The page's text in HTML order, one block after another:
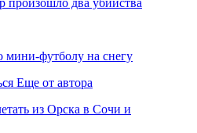
футболу на снегу
Еще от автора
из Орска в Сочи и